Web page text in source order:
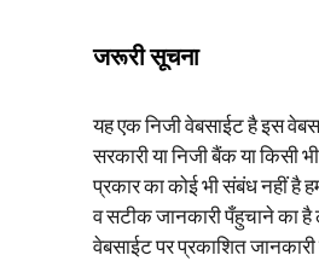
जरूरी सूचना
यह एक निजी वेबसाईट है इस
सरकारी या निजी बैंक या किसी
प्रकार का कोई भी संबंध नहीं है
व सटीक जानकारी पँहुचाने का
वेबसाईट पर प्रकाशित